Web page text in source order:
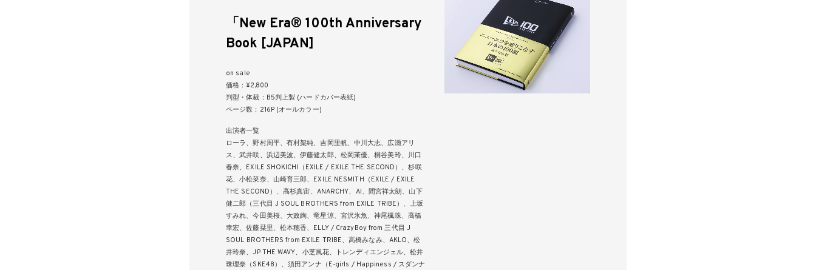
「New Era® 100th Anniversary
Book [JAPAN]
on sale
価格：¥2,800
判型・体裁：B5判上製 (ハードカバー表紙)
ページ数：216P (オールカラー)
出演者一覧
ローラ、野村周平、有村架純、吉岡里帆、中川大志、広瀬アリ
ス、武井咲、浜辺美波、伊藤健太郎、松岡茉優、桐谷美玲、川口
春奈、EXILE SHOKICHI（EXILE / EXILE THE SECOND）、杉咲
花、小松菜奈、山崎育三郎、EXILE NESMITH（EXILE / EXILE
THE SECOND）、高杉真宙、ANARCHY、AI、間宮祥太朗、山下
健二郎（三代目 J SOUL BROTHERS from EXILE TRIBE）、上坂
すみれ、今田美桜、大政絢、竜星涼、宮沢氷魚、神尾楓珠、高橋
幸宏、佐藤栞里、松本穂香、ELLY / CrazyBoy from 三代目 J
SOUL BROTHERS from EXILE TRIBE、高橋みなみ、AKLO、松
井玲奈、JP THE WAVY、小芝風花、トレンディエンジェル、松井
珠理奈（SKE48）、須田アンナ（E-girls / Happiness / スダンナ